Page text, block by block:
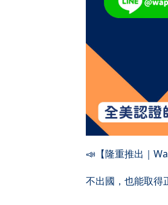
📣【隆重推出｜
不出國，也能取